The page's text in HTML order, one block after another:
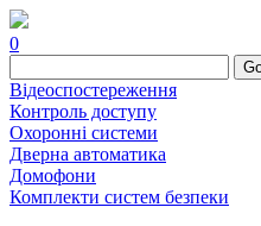
0
Відеоспостереження
Контроль доступу
Охоронні системи
Дверна автоматика
Домофони
Комплекти систем безпеки